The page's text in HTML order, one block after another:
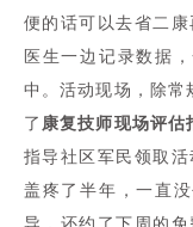
便的话可以去省二
医生一边记录数据
中。活动现场，除常
了 康复技师现场评估
指导社区军民领取
盖疼了半年，一直
导，还约了下周的